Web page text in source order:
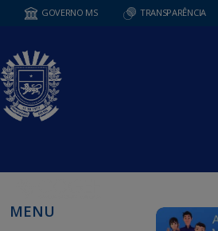
GOVERNO MS TRANSPARÊNCIA
MENU